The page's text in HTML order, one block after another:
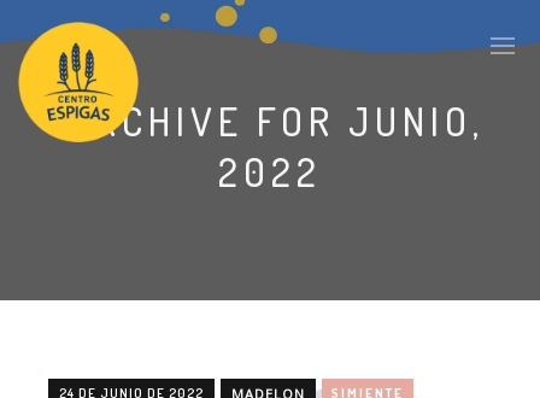
ARCHIVE FOR JUNIO,
2022
24 DE JUNIO DE 2022 MADELON SIMIENTE